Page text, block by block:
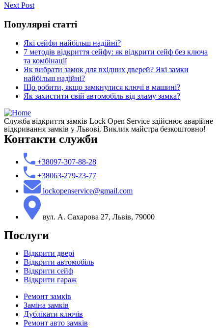
Next Post
Популярні статті
Які сейфи найбільш надійні?
7 методів відкриття сейфу: як відкрити сейф без ключа
та комбінації
Як вибрати замок для вхідних дверей? Які замки
найбільш надійні?
Що робити, якщо замкнулися ключі в машині?
Як захистити свій автомобіль від зламу замка?
Служба відкриття замків Lock Open Service здійснює аварійне
відкривання замків у Львові. Виклик майстра безкоштовно!
Контакти служби
+38097-307-88-28
+38063-279-23-77
lockopenservice@gmail.com
вул. А. Сахарова 27, Львів, 79000
Послуги
Відкрити двері
Відкрити автомобіль
Відкрити сейф
Відкрити гараж
Ремонт замків
Заміна замків
Дублікати ключів
Ремонт авто замків